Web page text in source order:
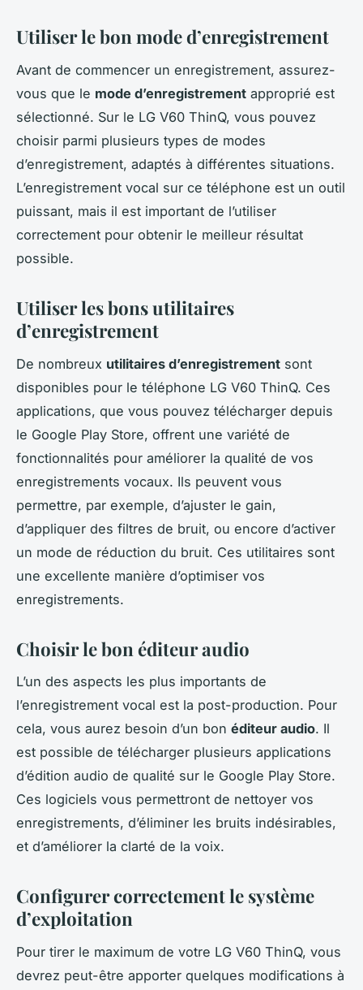
Utiliser le bon mode d’enregistrement
Avant de commencer un enregistrement, assurez-
vous que le mode d’enregistrement approprié est
sélectionné. Sur le LG V60 ThinQ, vous pouvez
choisir parmi plusieurs types de modes
d’enregistrement, adaptés à différentes situations.
L’enregistrement vocal sur ce téléphone est un outil
puissant, mais il est important de l’utiliser
correctement pour obtenir le meilleur résultat
possible.
Utiliser les bons utilitaires
d’enregistrement
De nombreux utilitaires d’enregistrement sont
disponibles pour le téléphone LG V60 ThinQ. Ces
applications, que vous pouvez télécharger depuis
le Google Play Store, offrent une variété de
fonctionnalités pour améliorer la qualité de vos
enregistrements vocaux. Ils peuvent vous
permettre, par exemple, d’ajuster le gain,
d’appliquer des filtres de bruit, ou encore d’activer
un mode de réduction du bruit. Ces utilitaires sont
une excellente manière d’optimiser vos
enregistrements.
Choisir le bon éditeur audio
L’un des aspects les plus importants de
l’enregistrement vocal est la post-production. Pour
cela, vous aurez besoin d’un bon éditeur audio. Il
est possible de télécharger plusieurs applications
d’édition audio de qualité sur le Google Play Store.
Ces logiciels vous permettront de nettoyer vos
enregistrements, d’éliminer les bruits indésirables,
et d’améliorer la clarté de la voix.
Configurer correctement le système
d’exploitation
Pour tirer le maximum de votre LG V60 ThinQ, vous
devrez peut-être apporter quelques modifications à